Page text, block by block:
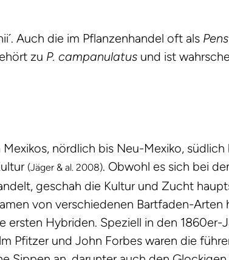
Auch die im Pflanzenhandel oft als
zu P. campanulatus und ist
nördlich bis Neu-Mexiko, südlich
(Jäger & al. 2008). Obwohl es sich bei
geschah die Kultur und Zucht
von verschiedenen Bartfaden-Arten
Hybriden. Speziell in den 1860er-
Pfitzer und John Forbes waren die